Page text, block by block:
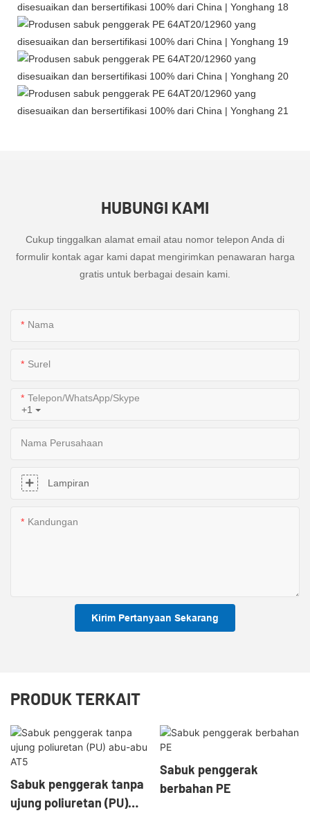
HUBUNGI KAMI
Cukup tinggalkan alamat email atau nomor telepon Anda di
formulir kontak agar kami dapat mengirimkan penawaran harga
gratis untuk berbagai desain kami.
Nama
Surel
+1
Telepon/WhatsApp/Skype
Nama Perusahaan
Lampiran
Kandungan
Kirim Pertanyaan Sekarang
PRODUK TERKAIT
Sabuk penggerak tanpa
ujung poliuretan (PU)
Sabuk penggerak
berbahan PE